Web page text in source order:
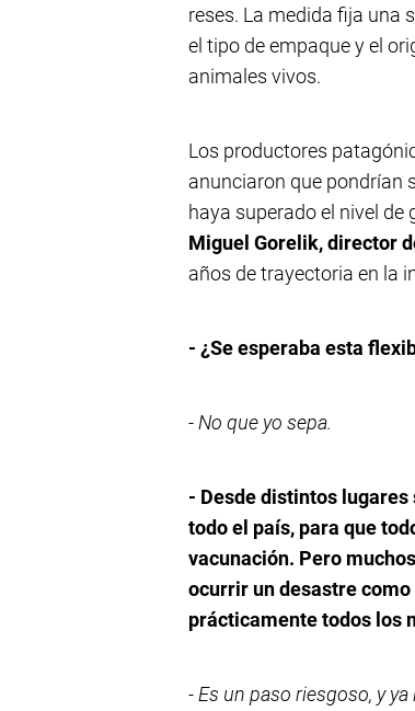
reses. La medida fija una
el tipo de empaque y el
animales vivos.
Los productores
anunciaron que pondrían
haya superado el nivel de
Miguel Gorelik, director
años de trayectoria en la
- ¿Se esperaba esta
- No que yo sepa.
- Desde distintos
todo el país, para que
vacunación. Pero
ocurrir un desastre
prácticamente todos los
- Es un paso riesgoso, y